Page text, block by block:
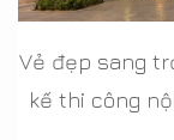
Vẻ đẹp sang
kế thi công